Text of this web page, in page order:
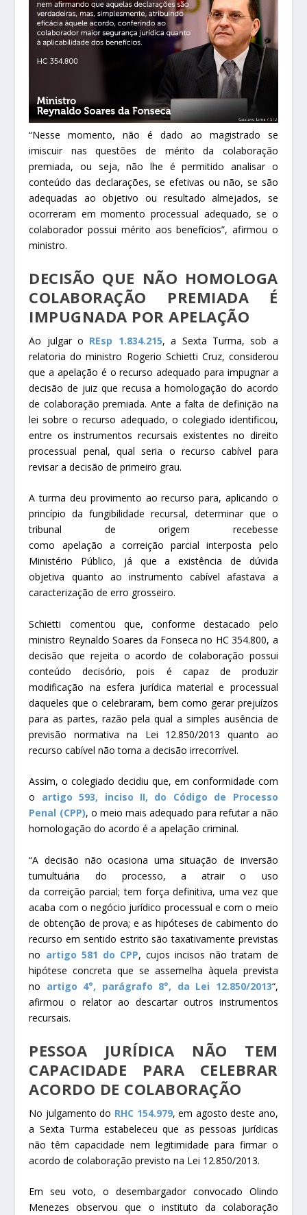
“Nesse momento, não é dado ao magistrado se
imiscuir nas questões de mérito da colaboração
premiada, ou seja, não lhe é permitido analisar o
conteúdo das declarações, se efetivas ou não, se são
adequadas ao objetivo ou resultado almejados, se
ocorreram em momento processual adequado, se o
colaborador possui mérito aos benefícios”, afirmou o
ministro.
DECISÃO QUE NÃO HOMOLOGA
COLABORAÇÃO PREMIADA É
IMPUGNADA PORAPELAÇÃO
Ao julgar o REsp 1.834.215, a Sexta Turma, sob a
relatoria do ministro Rogerio Schietti Cruz, considerou
que aapelação é o recurso adequado para impugnar a
decisão de juiz que recusa a homologação do acordo
de colaboração premiada. Ante a falta de definição na
lei sobre o recurso adequado, o colegiado identificou,
entre os instrumentos recursais existentes no direito
processual penal, qual seria o recurso cabível para
revisar a decisão de primeiro grau.
A turma deu provimento ao recurso para, aplicando o
princípio da fungibilidade recursal, determinar que o
tribunal de origem recebesse
como apelação acorreição parcial interposta pelo
Ministério Público, já que a existência de dúvida
objetiva quanto ao instrumento cabível afastava a
caracterização de erro grosseiro.
Schietti comentou que, conforme destacado pelo
ministro Reynaldo Soares da Fonseca no HC 354.800, a
decisão que rejeita o acordo de colaboração possui
conteúdo decisório, pois é capaz de produzir
modificação na esfera jurídica material e processual
daqueles que o celebraram, bem como gerar prejuízos
para as partes, razão pela qual a simples ausência de
previsão normativa na Lei 12.850/2013 quanto ao
recurso cabível não torna a decisão irrecorrível.
Assim, o colegiado decidiu que, em conformidade com
o artigo 593, inciso II, do Código de Processo
Penal (CPP), o meio mais adequado para refutar a não
homologação do acordo é aapelação criminal.
“A decisão não ocasiona uma situação de inversão
tumultuária do processo, a atrair o uso
da correição parcial; tem força definitiva, uma vez que
acaba com o negócio jurídico processual e com o meio
de obtenção de prova; e as hipóteses de cabimento do
recurso em sentido estrito são taxativamente previstas
no artigo 581 do CPP, cujos incisos não tratam de
hipótese concreta que se assemelha àquela prevista
no artigo 4°, parágrafo 8°, da Lei 12.850/2013“,
afirmou o relator ao descartar outros instrumentos
recursais.
PESSOA JURÍDICA NÃO TEM
CAPACIDADE PARA CELEBRAR
ACORDO DE COLABORAÇÃO
No julgamento do RHC 154.979, em agosto deste ano,
a Sexta Turma estabeleceu que as pessoas jurídicas
não têm capacidade nem legitimidade para firmar o
acordo de colaboração previsto na Lei 12.850/2013.
Em seu voto, o desembargador convocado Olindo
Menezes observou que o instituto da colaboração